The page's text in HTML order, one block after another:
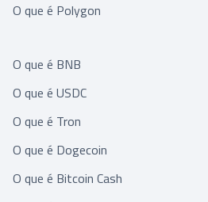
O que é Polygon
O que é BNB
O que é USDC
O que é Tron
O que é Dogecoin
O que é Bitcoin Cash